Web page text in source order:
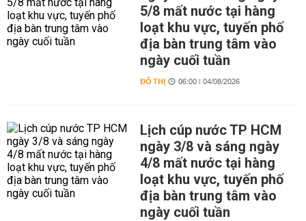
5/8 mất nước tại hàng
loạt khu vực, tuyến phố
địa bàn trung tâm vào
ngày cuối tuần
ĐÔ THỊ 06:00 | 04/08/2026
Lịch cúp nước TP HCM
ngày 3/8 và sáng ngày
4/8 mất nước tại hàng
loạt khu vực, tuyến phố
địa bàn trung tâm vào
ngày cuối tuần